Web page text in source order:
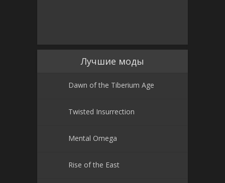
Лучшие моды
Dawn of the Tiberium Age
Twisted Insurrection
Mental Omega
Rise of the East